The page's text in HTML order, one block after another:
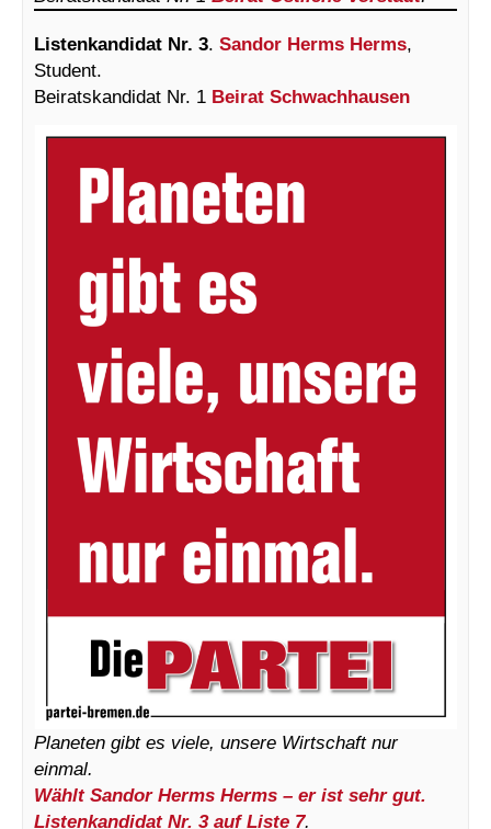
Listenkandidat Nr. 3. Sandor Herms Herms,
Student.
Beiratskandidat Nr. 1 Beirat Schwachhausen
Planeten gibt es viele, unsere Wirtschaft nur
einmal.
Wählt Sandor Herms Herms – er ist sehr gut.
Listenkandidat Nr. 3 auf Liste 7.